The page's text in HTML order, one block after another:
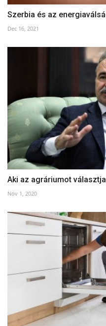
Szerbia és az
Dec 16, 2021
Aki az agráriumot
Nov 1, 2020